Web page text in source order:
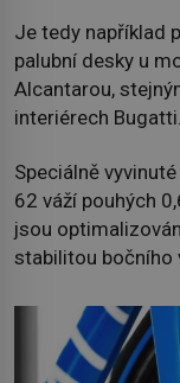
Je tedy například
palubní desky u
Alcantarou,
interiérech Bugatti.
Speciálně
62 váží pouhých
jsou
stabilitou bočního